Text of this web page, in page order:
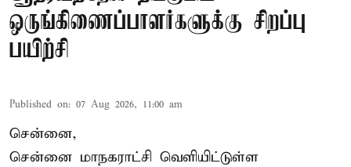
ஒருங்கிணைப்பாளர்களுக்கு சிறப்பு
பயிற்சி
Published on: 07 Aug 2026, 11:00 am
சென்னை,
சென்னை மாநகராட்சி வெளியிட்டுள்ள